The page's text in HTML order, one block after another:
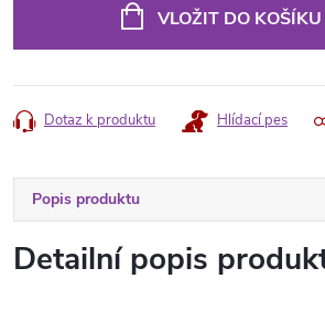
VLOŽIT DO KOŠÍKU
Dotaz k produktu Hlídací pes
Popis produktu
Detailní popis